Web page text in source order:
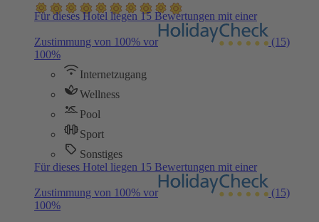
Für dieses Hotel liegen 15 Bewertungen mit einer
Zustimmung von 100% vor
(15)
100%
Internetzugang
Wellness
Pool
Sport
Sonstiges
Für dieses Hotel liegen 15 Bewertungen mit einer
Zustimmung von 100% vor
(15)
100%